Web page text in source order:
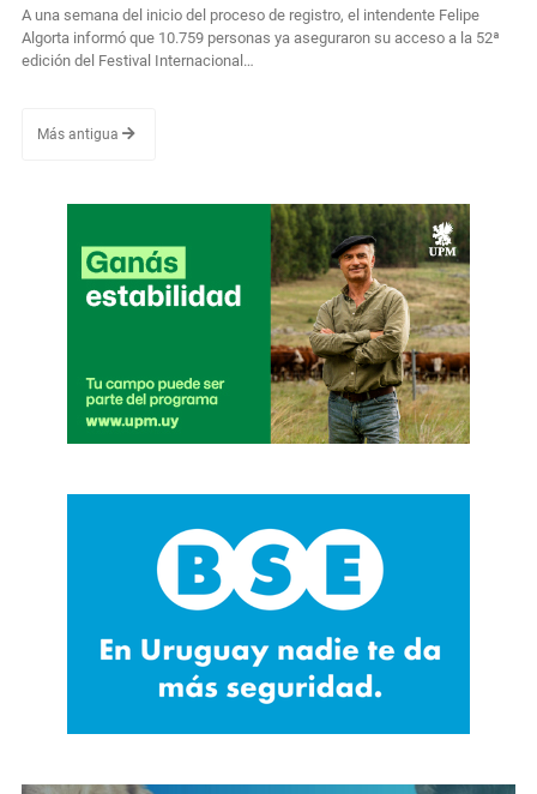
A una semana del inicio del proceso de registro, el intendente Felipe
Algorta informó que 10.759 personas ya aseguraron su acceso a la 52ª
edición del Festival Internacional…
Más antigua